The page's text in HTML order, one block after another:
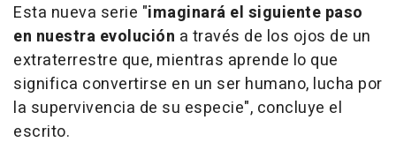
Esta nueva serie "imaginará el siguiente paso
en nuestra evolución a través de los ojos de un
extraterrestre que, mientras aprende lo que
significa convertirse en un ser humano, lucha por
la supervivencia de su especie", concluye el
escrito.